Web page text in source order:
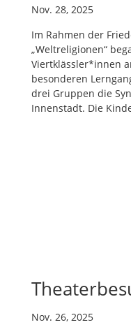
Nov. 28, 2025
Im Rahmen der
„Weltreligionen“
Viertklässler*innen
besonderen
drei Gruppen die
Innenstadt. Die
Nov. 26, 2025